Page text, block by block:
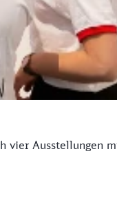
Ausstellungen